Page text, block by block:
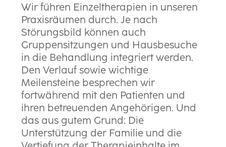
Wir führen Einzeltherapien in unseren
Praxisräumen durch. Je nach
Störungsbild können auch
Gruppensitzungen und Hausbesuche
in die Behandlung integriert werden.
Den Verlauf sowie wichtige
Meilensteine besprechen wir
fortwährend mit den Patienten und
ihren betreuenden Angehörigen. Und
das aus gutem Grund: Die
Unterstützung der Familie und die